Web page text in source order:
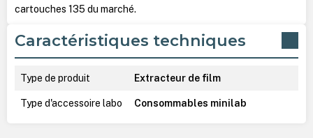
cartouches 135 du marché.
Caractéristiques techniques
Type de produit Extracteur de film
Type d'accessoire labo Consommables minilab